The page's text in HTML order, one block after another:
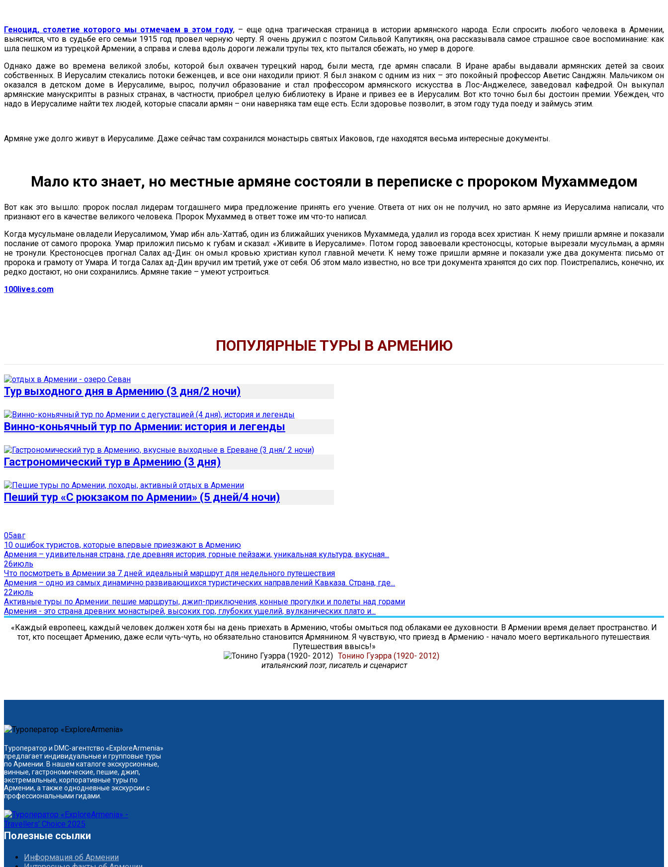
Геноцид, столетие которого мы отмечаем в этом году, – еще одна трагическая страница в истории армянского народа. Если спросить любого человека в Армении,
выяснится, что в судьбе его семьи 1915 год провел черную черту. Я очень дружил с поэтом Сильвой Капутикян, она рассказывала самое страшное свое воспоминание: как
шла пешком из турецкой Армении, а справа и слева вдоль дороги лежали трупы тех, кто пытался сбежать, но умер в дороге.
Однако даже во времена великой злобы, которой был охвачен турецкий народ, были места, где армян спасали. В Иране арабы выдавали армянских детей за своих
собственных. В Иерусалим стекались потоки беженцев, и все они находили приют. Я был знаком с одним из них – это покойный профессор Аветис Санджян. Мальчиком он
оказался в детском доме в Иерусалиме, вырос, получил образование и стал профессором армянского искусства в Лос-Анджелесе, заведовал кафедрой. Он выкупал
армянские манускрипты в разных странах, в частности, приобрел целую библиотеку в Иране и привез ее в Иерусалим. Вот кто точно был бы достоин премии. Убежден, что
надо в Иерусалиме найти тех людей, которые спасали армян – они наверняка там еще есть. Если здоровье позволит, в этом году туда поеду и займусь этим.
Армяне уже долго живут в Иерусалиме. Даже сейчас там сохранился монастырь святых Иаковов, где находятся весьма интересные документы.
Мало кто знает, но местные армяне состояли в переписке с пророком Мухаммедом
Вот как это вышло: пророк послал лидерам тогдашнего мира предложение принять его учение. Ответа от них он не получил, но зато армяне из Иерусалима написали, что
признают его в качестве великого человека. Пророк Мухаммед в ответ тоже им что-то написал.
Когда мусульмане овладели Иерусалимом, Умар ибн аль-Хаттаб, один из ближайших учеников Мухаммеда, удалил из города всех христиан. К нему пришли армяне и показали
послание от самого пророка. Умар приложил письмо к губам и сказал: «Живите в Иерусалиме». Потом город завоевали крестоносцы, которые вырезали мусульман, а армян
не тронули. Крестоносцев прогнал Салах ад-Дин: он омыл кровью христиан купол главной мечети. К нему тоже пришли армяне и показали уже два документа: письмо от
пророка и грамоту от Умара. И тогда Салах ад-Дин вручил им третий, уже от себя. Об этом мало известно, но все три документа хранятся до сих пор. Поистрепались, конечно, их
редко достают, но они сохранились. Армяне такие – умеют устроиться.
100lives.com
ПОПУЛЯРНЫЕ ТУРЫ В АРМЕНИЮ
Тур выходного дня в Армению (3 дня/2 ночи)
Винно-коньячный тур по Армении: история и легенды
Гастрономический тур в Армению (3 дня)
Пеший тур «С рюкзаком по Армении» (5 дней/4 ночи)
05авг
10 ошибок туристов, которые впервые приезжают в Армению
Армения – удивительная страна, где древняя история, горные пейзажи, уникальная культура, вкусная...
26июль
Что посмотреть в Армении за 7 дней: идеальный маршрут для недельного путешествия
Армения – одно из самых динамично развивающихся туристических направлений Кавказа. Страна, где...
22июль
Активные туры по Армении: пешие маршруты, джип-приключения, конные прогулки и полеты над горами
Армения - это страна древних монастырей, высоких гор, глубоких ущелий, вулканических плато и...
«Каждый европеец, каждый человек должен хотя бы на день приехать в Армению, чтобы омыться под облаками ее духовности. В Армении время делает пространство. И
тот, кто посещает Армению, даже если чуть-чуть, но обязательно становится Армянином. Я чувствую, что приезд в Армению - начало моего вертикального путешествия.
Путешествия ввысь!»
Тонино Гуэрра (1920- 2012)
итальянский поэт, писатель и сценарист
Туроператор и DMC-агентство «ExploreArmenia»
предлагает индивидуальные и групповые туры
по Армении. В нашем каталоге экскурсионные,
винные, гастрономические, пешие, джип,
экстремальные, корпоративные туры по
Армении, а также однодневные экскурсии с
профессиональными гидами.
Полезные ссылки
Информация об Армении